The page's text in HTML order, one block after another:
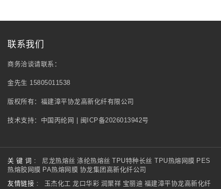
联系我们
商务洽谈请联系：
金先生 15805011538
版权所有：福建漳平协龙高新化纤有限公司
技术支持： 中国丙纶网 | 闽ICP备2026013942号
关 键 词 : 尼龙热熔丝 涤纶热熔丝 TPU特种长丝 TPU热熔网膜 PES
热熔胶网膜 PA热熔网膜 协龙集团高新化纤公司
友情链接 :
玉杰化工 龙口华彩 润聚祥 宝丽迪 福建漳平协龙高新化纤